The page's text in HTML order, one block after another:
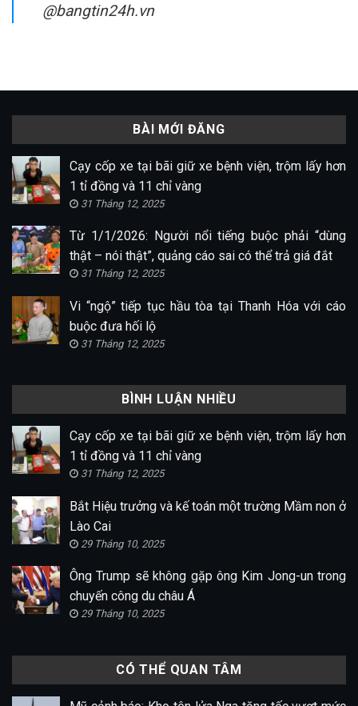
@bangtin24h.vn
BÀI MỚI ĐĂNG
Cạy cốp xe tại bãi giữ xe bệnh viện, trộm lấy hơn
1 tỉ đồng và 11 chỉ vàng
31 Tháng 12, 2025
Từ 1/1/2026: Người nổi tiếng buộc phải “dùng
thật – nói thật”, quảng cáo sai có thể trả giá đắt
31 Tháng 12, 2025
Vi “ngộ” tiếp tục hầu tòa tại Thanh Hóa với cáo
buộc đưa hối lộ
31 Tháng 12, 2025
BÌNH LUẬN NHIỀU
Cạy cốp xe tại bãi giữ xe bệnh viện, trộm lấy hơn
1 tỉ đồng và 11 chỉ vàng
31 Tháng 12, 2025
Bắt Hiệu trưởng và kế toán một trường Mầm non ở
Lào Cai
29 Tháng 10, 2025
Ông Trump sẽ không gặp ông Kim Jong-un trong
chuyến công du châu Á
29 Tháng 10, 2025
CÓ THỂ QUAN TÂM